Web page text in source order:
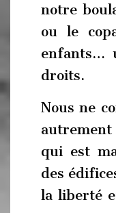
notre
ou le
enfants…
droits.
Nous ne
qui est
des
la liberté